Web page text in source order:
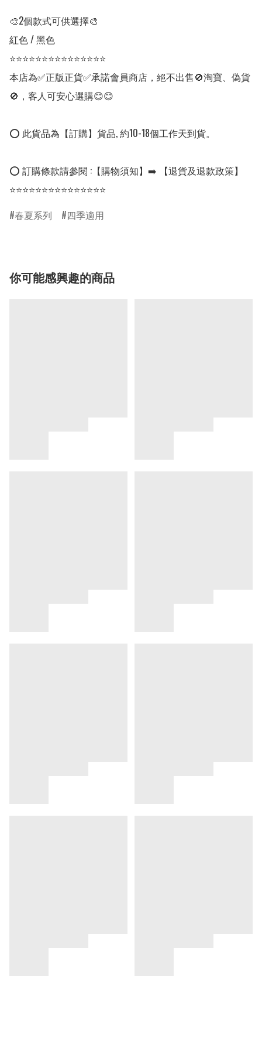
🎨2個款式可供選擇🎨
紅色 / 黑色
⭐⭐⭐⭐⭐⭐⭐⭐⭐⭐⭐⭐⭐⭐⭐
本店為✅正版正貨✅承諾會員商店，絕不出售🚫淘寶、偽貨
🚫，客人可安心選購😊😊
⭕ 此貨品為【訂購】貨品, 約10-18個工作天到貨。
⭕ 訂購條款請參閱 :【購物須知】➡️ 【退貨及退款政策】
⭐⭐⭐⭐⭐⭐⭐⭐⭐⭐⭐⭐⭐⭐⭐
春夏系列
四季適用
你可能感興趣的商品